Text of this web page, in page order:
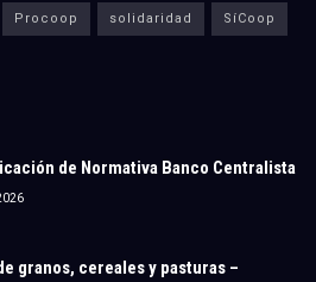
Procoop solidaridad SíCoop
de Normativa Banco Centralista
granos, cereales y pasturas –